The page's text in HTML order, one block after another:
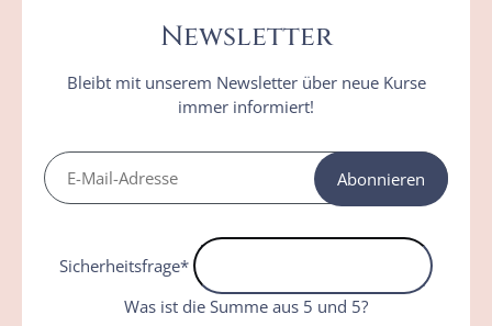
Newsletter
Bleibt mit unserem Newsletter über neue Kurse
immer informiert!
Sicherheitsfrage*
Was ist die Summe aus 5 und 5?
Abonnieren